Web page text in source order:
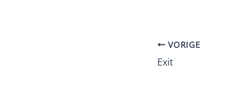
VORIGE
Exit